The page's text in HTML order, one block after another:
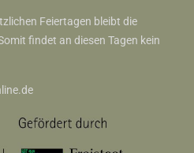
Feiertagen bleibt die
findet an diesen Tagen kein